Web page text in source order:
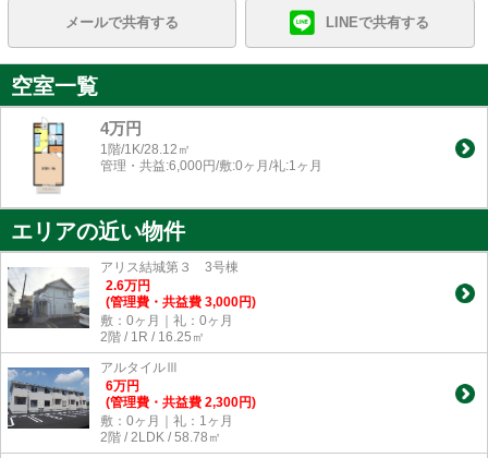
メールで共有する LINEで共有する
空室一覧
4万円
1階/1K/28.12㎡
管理・共益:6,000円/敷:0ヶ月/礼:1ヶ月
エリアの近い物件
アリス結城第３ 3号棟
2.6万円
(管理費・共益費 3,000円)
敷：0ヶ月｜礼：0ヶ月
2階 / 1R / 16.25㎡
アルタイルⅢ
6万円
(管理費・共益費 2,300円)
敷：0ヶ月｜礼：1ヶ月
2階 / 2LDK / 58.78㎡